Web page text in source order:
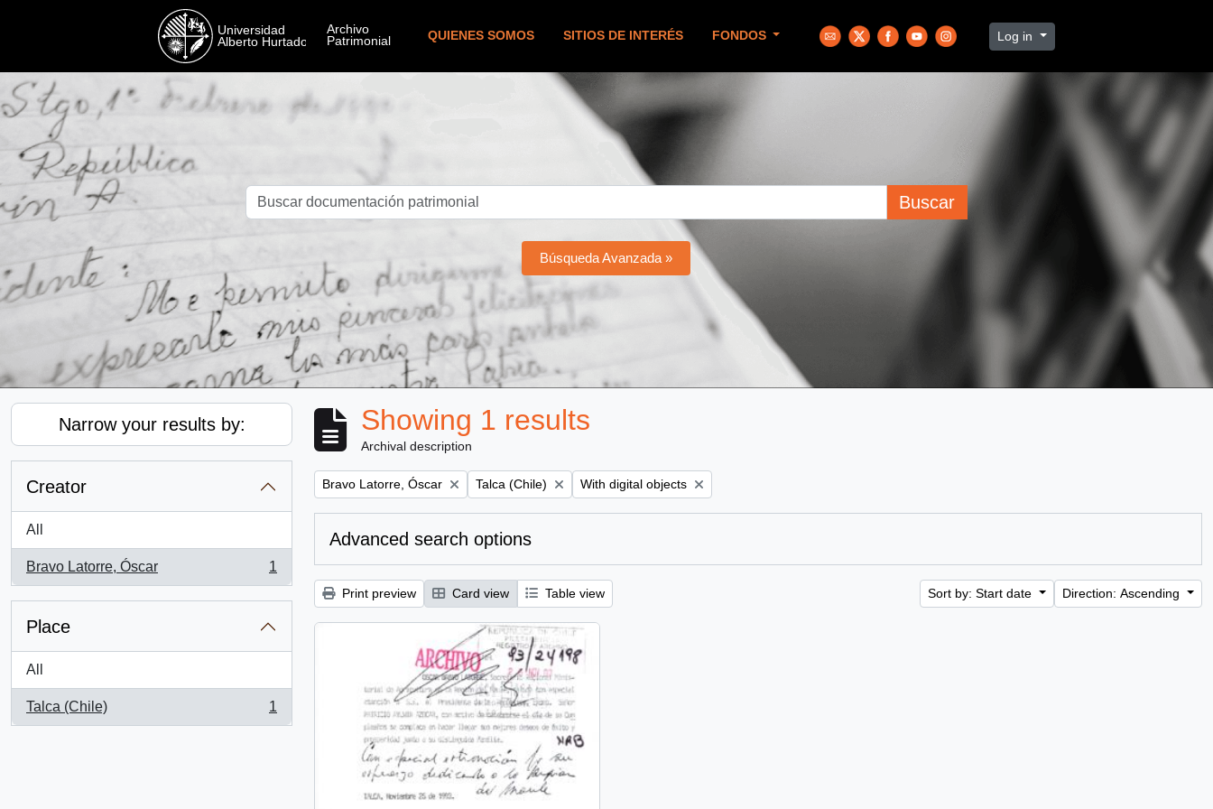
QUIENES SOMOS SITIOS DE INTERÉS FONDOS Log in
Buscar
Búsqueda Avanzada »
Narrow your results by:
Creator
All
Bravo Latorre, Óscar
, 1 results
1
Place
All
Talca (Chile)
, 1 results
1
Showing 1 results
Archival description
Remove filter:
Bravo Latorre, Óscar Remove filter:
Talca (Chile) Remove filter:
With digital objects
Advanced search options
Print preview Card view Table view Sort by: Start date Direction: Ascending